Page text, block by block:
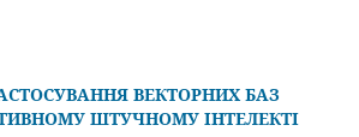
ВЕКТОРНИХ БАЗ
ШТУЧНОМУ ІНТЕЛЕКТІ